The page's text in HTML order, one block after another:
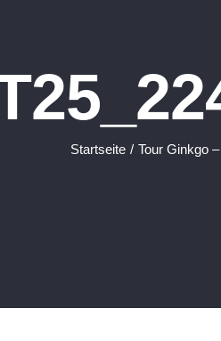
Startseite / Tour Ginkgo –